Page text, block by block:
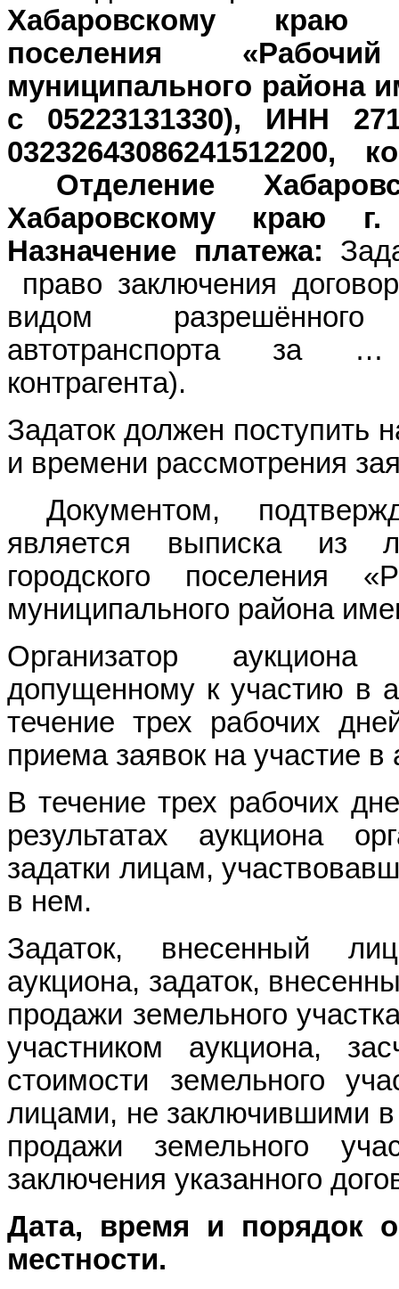
Хабаровскому краю
поселения
муниципального района
с 05223131330), ИНН
03232643086241512200,
Отделение
Хабаровскому краю
Назначение платежа:
право заключения
видом разрешённого
автотранспорта за …
контрагента).
Задаток должен поступить
и времени рассмотрения
Документом,
является выписка из
городского поселения
муниципального района
Организатор
допущенному к участию в
течение трех рабочих
приема заявок на участие в
В течение трех рабочих
результатах аукциона
задатки лицам,
в нем.
Задаток, внесенный
аукциона, задаток,
продажи земельного
участником аукциона,
стоимости земельного
лицами, не заключившими в
продажи земельного
заключения указанного
Дата, время и порядок
местности.